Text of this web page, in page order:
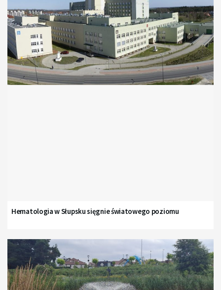
Hematologia w Słupsku sięgnie światowego poziomu